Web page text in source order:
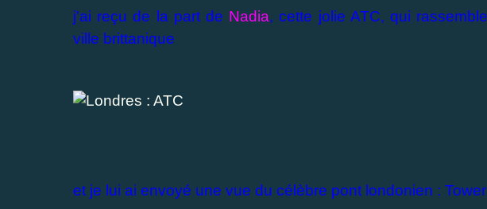
j'ai reçu de la part de Nadia, cette jolie ATC, qui
ville brittanique
et je lui ai envoyé une vue du célèbre pont londonien :